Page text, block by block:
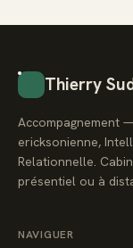
Thierry
Accompagnement
ericksonienne,
Relationnelle.
présentiel ou à
NAVIGUER